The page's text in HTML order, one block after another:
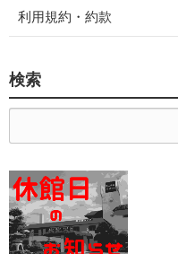
利用規約・約款
検索